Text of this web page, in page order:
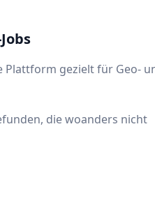
Plattform gezielt für Geo-
die woanders nicht